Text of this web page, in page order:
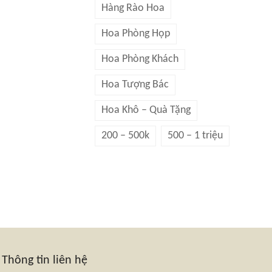
Hàng Rào Hoa
Hoa Phòng Họp
Hoa Phòng Khách
Hoa Tượng Bác
Hoa Khô – Quà Tặng
200 – 500k 500 – 1 triệu
Thông tin liên hệ